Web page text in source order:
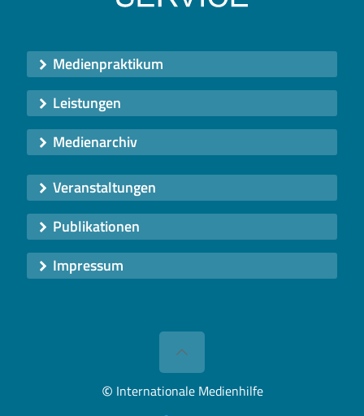
Medienpraktikum
Leistungen
Medienarchiv
Veranstaltungen
Publikationen
Impressum
© Internationale Medienhilfe